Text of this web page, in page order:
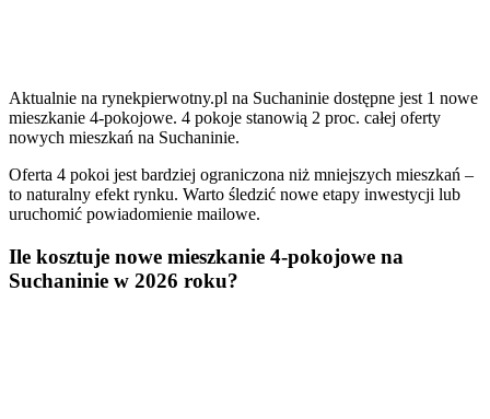
Aktualnie na rynekpierwotny.pl na Suchaninie dostępne jest 1 nowe
mieszkanie 4-pokojowe. 4 pokoje stanowią 2 proc. całej oferty
nowych mieszkań na Suchaninie.
Oferta 4 pokoi jest bardziej ograniczona niż mniejszych mieszkań –
to naturalny efekt rynku. Warto śledzić nowe etapy inwestycji lub
uruchomić powiadomienie mailowe.
Ile kosztuje nowe mieszkanie 4-pokojowe na
Suchaninie w 2026 roku?